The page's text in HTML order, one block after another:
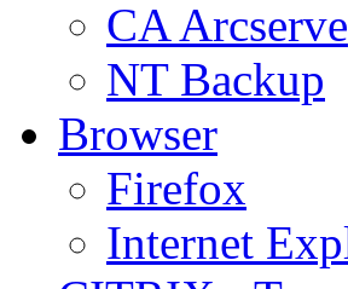
CA Arcserve
NT Backup
Browser
Firefox
Internet